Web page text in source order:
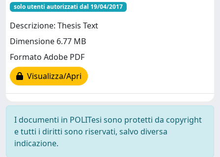
solo utenti autorizzati dal 19/04/2017
Descrizione: Thesis Text
Dimensione 6.77 MB
Formato Adobe PDF
Visualizza/Apri
I documenti in POLITesi sono protetti da copyright
e tutti i diritti sono riservati, salvo diversa
indicazione.